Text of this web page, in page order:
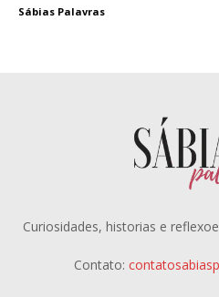
Sábias Palavras
Curiosidades, historias e
Contato: